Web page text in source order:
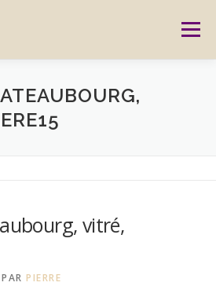
Menu
CARTES CADEAUX
vitré,
PAR PIERRE